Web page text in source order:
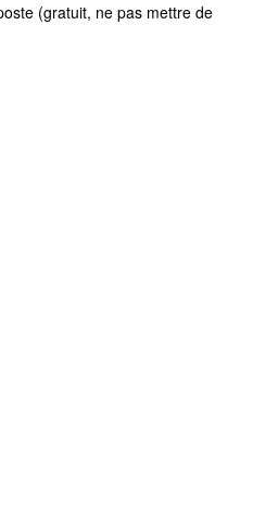
(gratuit, ne pas mettre de